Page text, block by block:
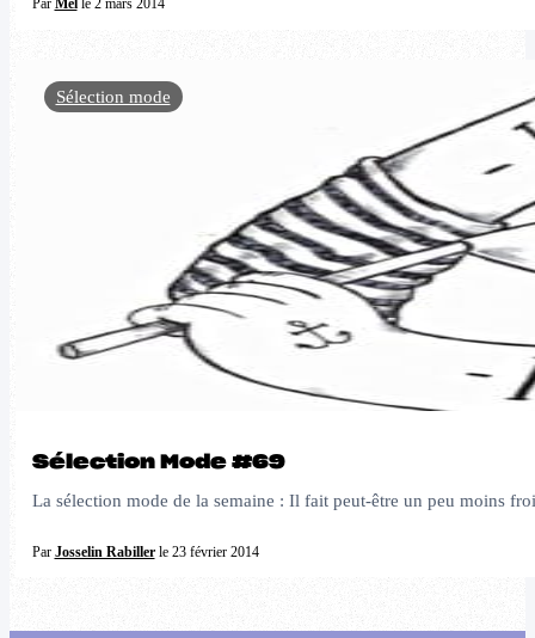
Par Melle 2 mars 2014
Sélection Mode #69
La sélection mode de la semaine : Il fait peut-être un peu moins
Par Josselin Rabillerle 23 février 2014
Sélection mode